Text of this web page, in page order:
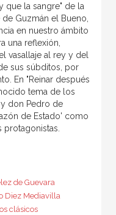
que la sangre" de la
Guzmán el Bueno,
en nuestro ámbito
una reflexión,
vasallaje al rey y del
sus súbditos, por
En "Reinar después
tema de los
don Pedro de
de Estado' como
protagonistas.
de Guevara
Diez Mediavilla
clásicos